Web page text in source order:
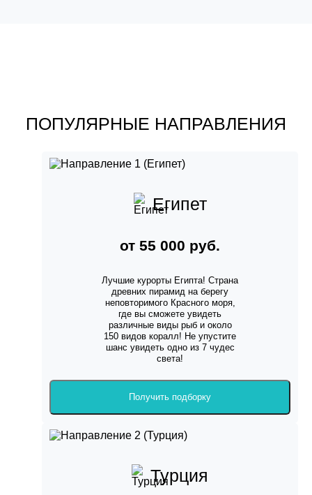
ПОПУЛЯРНЫЕ НАПРАВЛЕНИЯ
Египет
от 55 000 руб.
Лучшие курорты Египта! Страна
древних пирамид на берегу
неповторимого Красного моря,
где вы сможете увидеть
различные виды рыб и около
150 видов коралл! Не упустите
шанс увидеть одно из 7 чудес
света!
Получить подборку
Турция